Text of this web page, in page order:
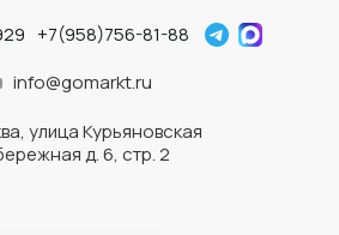
+7(958)756-81-88
info@gomarkt.ru
улица Курьяновская
д. 6, стр. 2